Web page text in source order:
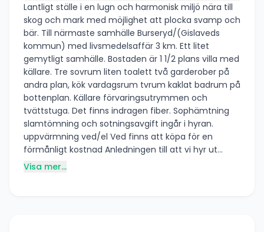
Lantligt ställe i en lugn och harmonisk miljö nära till
skog och mark med möjlighet att plocka svamp och
bär. Till närmaste samhälle Burseryd/(Gislaveds
kommun) med livsmedelsaffär 3 km. Ett litet
gemytligt samhälle. Bostaden är 1 1/2 plans villa med
källare. Tre sovrum liten toalett två garderober på
andra plan, kök vardagsrum tvrum kaklat badrum på
bottenplan. Källare förvaringsutrymmen och
tvättstuga. Det finns indragen fiber. Sophämtning
slamtömning och sotningsavgift ingår i hyran.
uppvärmning ved/el Ved finns att köpa för en
förmånligt kostnad Anledningen till att vi hyr ut
vårat hus är att andra ska få känsla av att hur
Visa mer...